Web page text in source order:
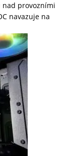
provozními
navazuje na